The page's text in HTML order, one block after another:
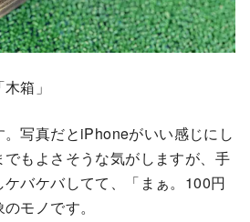
箱」
写真だとiPhoneがいい感じにし
もよさそうな気がしますが、手
バケバしてて、「まぁ。100円
モノです。